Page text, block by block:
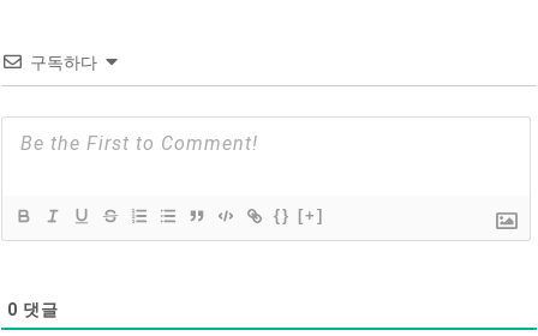
구독하다
{} [+]
0 댓글